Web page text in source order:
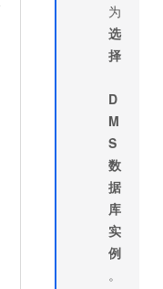
为
选
择
D
M
S
数
据
库
实
例
。